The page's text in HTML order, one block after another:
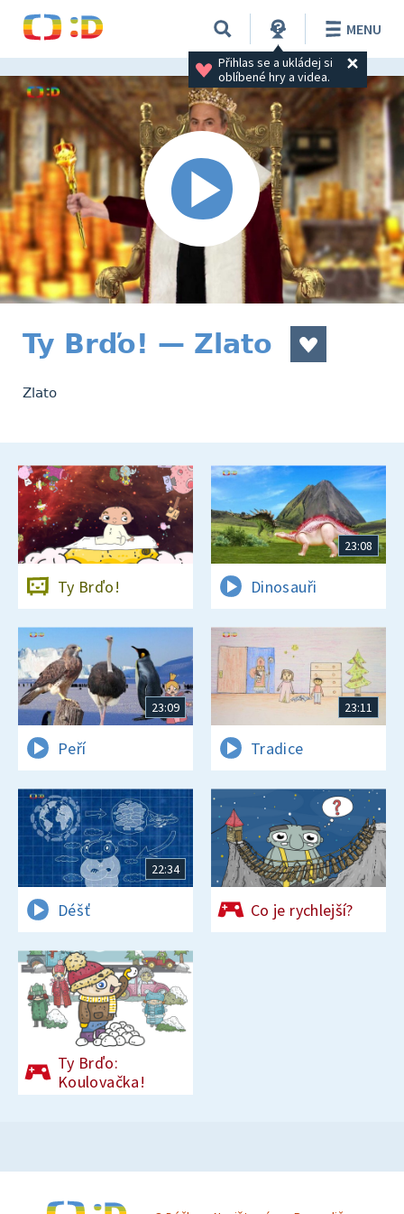
Přihlas se a ukládej si
oblíbené hry a videa.
MENU
Ty Brďo! — Zlato
Zlato
Ty Brďo!
23:08
Dinosauři
23:09
Peří
23:11
Tradice
22:34
Déšť Co je rychlejší?
Ty Brďo:
Koulovačka!